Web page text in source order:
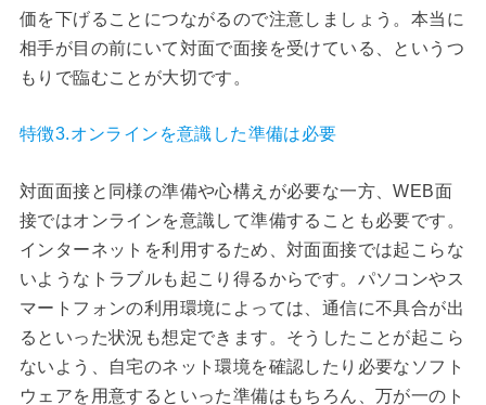
価を下げることにつながるので注意しましょう。本当に
相手が目の前にいて対面で面接を受けている、というつ
もりで臨むことが大切です。
特徴3.オンラインを意識した準備は必要
対面面接と同様の準備や心構えが必要な一方、WEB面
接ではオンラインを意識して準備することも必要です。
インターネットを利用するため、対面面接では起こらな
いようなトラブルも起こり得るからです。パソコンやス
マートフォンの利用環境によっては、通信に不具合が出
るといった状況も想定できます。そうしたことが起こら
ないよう、自宅のネット環境を確認したり必要なソフト
ウェアを用意するといった準備はもちろん、万が一のト